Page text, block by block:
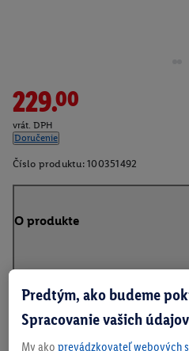
229.00
vrát. DPH
Doručenie
Číslo produktu: 100351492
O produkte
Na stiahnutie
Predtým, ako budeme
Spracovanie vašich údajov
My ako prevádzkovateľ webových